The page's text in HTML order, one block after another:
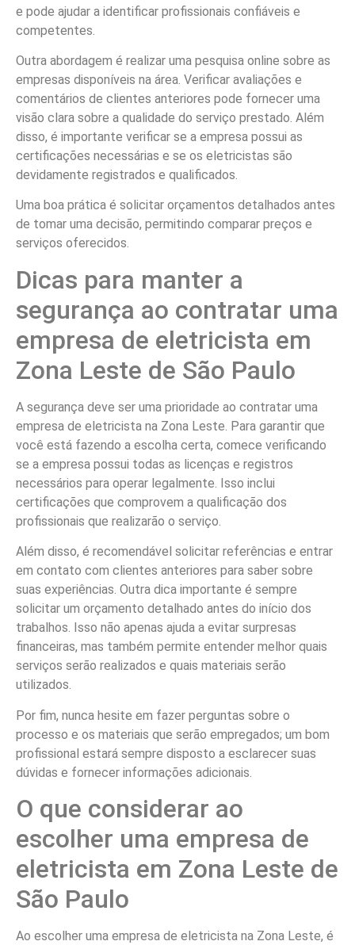
e pode ajudar a identificar profissionais confiáveis e
competentes.
Outra abordagem é realizar uma pesquisa online sobre as
empresas disponíveis na área. Verificar avaliações e
comentários de clientes anteriores pode fornecer uma
visão clara sobre a qualidade do serviço prestado. Além
disso, é importante verificar se a empresa possui as
certificações necessárias e se os eletricistas são
devidamente registrados e qualificados.
Uma boa prática é solicitar orçamentos detalhados antes
de tomar uma decisão, permitindo comparar preços e
serviços oferecidos.
Dicas para manter a
segurança ao contratar uma
empresa de eletricista em
Zona Leste de São Paulo
A segurança deve ser uma prioridade ao contratar uma
empresa de eletricista na Zona Leste. Para garantir que
você está fazendo a escolha certa, comece verificando
se a empresa possui todas as licenças e registros
necessários para operar legalmente. Isso inclui
certificações que comprovem a qualificação dos
profissionais que realizarão o serviço.
Além disso, é recomendável solicitar referências e entrar
em contato com clientes anteriores para saber sobre
suas experiências. Outra dica importante é sempre
solicitar um orçamento detalhado antes do início dos
trabalhos. Isso não apenas ajuda a evitar surpresas
financeiras, mas também permite entender melhor quais
serviços serão realizados e quais materiais serão
utilizados.
Por fim, nunca hesite em fazer perguntas sobre o
processo e os materiais que serão empregados; um bom
profissional estará sempre disposto a esclarecer suas
dúvidas e fornecer informações adicionais.
O que considerar ao
escolher uma empresa de
eletricista em Zona Leste de
São Paulo
Ao escolher uma empresa de eletricista na Zona Leste, é